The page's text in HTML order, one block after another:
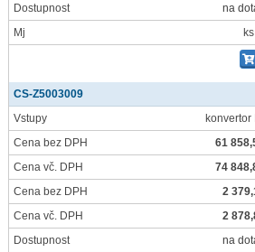
Dostupnost
na
Mj
ks
CS-Z5003009
Vstupy
konvertor
Cena bez DPH
61
Cena vč. DPH
74
Cena bez DPH
2
Cena vč. DPH
2
Dostupnost
na